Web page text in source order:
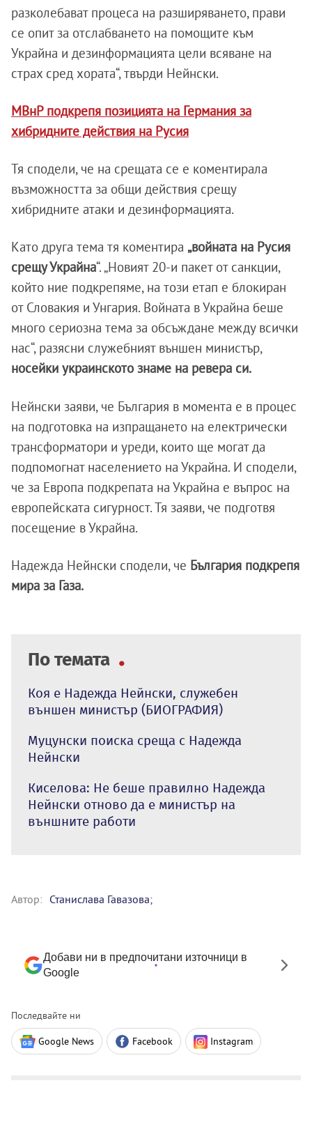
разколебават процеса на разширяването, прави
се опит за отслабването на помощите към
Украйна и дезинформацията цели всяване на
страх сред хората“, твърди Нейнски.
МВнР подкрепя позицията на Германия за
хибридните действия на Русия
Тя сподели, че на срещата се е коментирала
възможността за общи действия срещу
хибридните атаки и дезинформацията.
Като друга тема тя коментира „войната на Русия
срещу Украйна“. „Новият 20-и пакет от санкции,
който ние подкрепяме, на този етап е блокиран
от Словакия и Унгария. Войната в Украйна беше
много сериозна тема за обсъждане между всички
нас“, разясни служебният външен министър,
носейки украинското знаме на ревера си.
Нейнски заяви, че България в момента е в процес
на подготовка на изпращането на електрически
трансформатори и уреди, които ще могат да
подпомогнат населението на Украйна. И сподели,
че за Европа подкрепата на Украйна е въпрос на
европейската сигурност. Тя заяви, че подготвя
посещение в Украйна.
Надежда Нейнски сподели, че България подкрепя
мира за Газа.
По темата
Коя е Надежда Нейнски, служебен
външен министър (БИОГРАФИЯ)
Муцунски поиска среща с Надежда
Нейнски
Киселова: Не беше правилно Надежда
Нейнски отново да е министър на
външните работи
Автор: Станислава Гавазова;
Добави ни в предпочитани източници в
Google
Последвайте ни
Google News Facebook Instagram